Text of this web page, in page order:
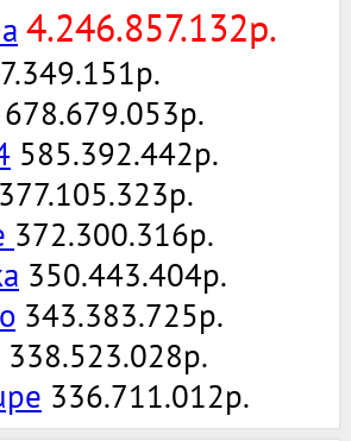
4.246.857.132р.
678.679.053р.
585.392.442р.
377.105.323р.
372.300.316р.
350.443.404р.
343.383.725р.
338.523.028р.
336.711.012р.